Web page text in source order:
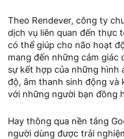
Theo Rendever, công ty
dịch vụ liên quan đến thực
có thể giúp cho não hoạt
mang đến những cảm giác
sự kết hợp của những hình
độ, âm thanh sinh động và
với những người bạn đồng
Hay thông qua nền tảng
người dùng được trải